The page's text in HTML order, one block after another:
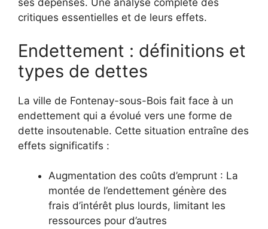
ses dépenses. Une analyse complète des
critiques essentielles et de leurs effets.
Endettement : définitions et
types de dettes
La ville de Fontenay-sous-Bois fait face à un
endettement qui a évolué vers une forme de
dette insoutenable. Cette situation entraîne des
effets significatifs :
Augmentation des coûts d’emprunt : La
montée de l’endettement génère des
frais d’intérêt plus lourds, limitant les
ressources pour d’autres